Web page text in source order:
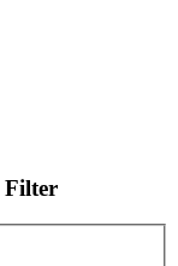
Filter